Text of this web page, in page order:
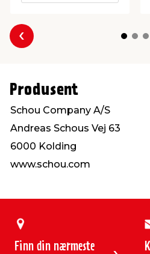
Forrige
Produsent
Schou Company A/S
Andreas Schous Vej 63
6000 Kolding
www.schou.com
Finn din nærmeste